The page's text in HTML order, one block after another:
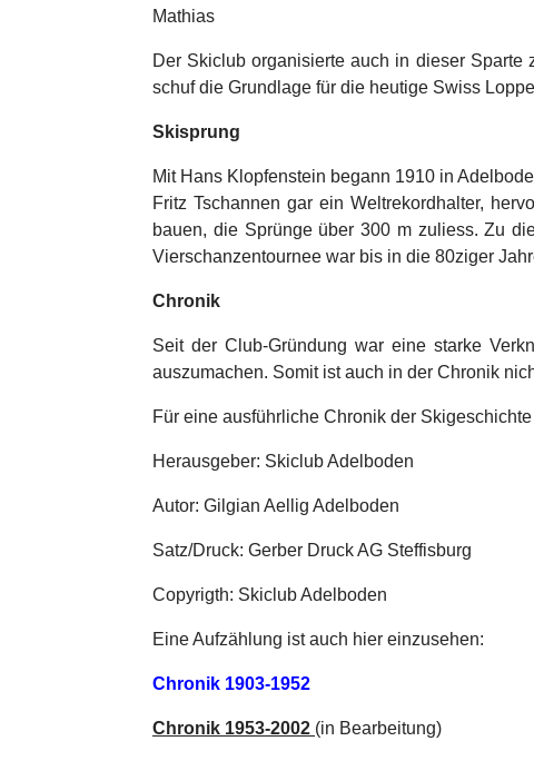
Mathias
Der Skiclub organisierte auch in dieser Sparte
schuf die Grundlage für die heutige Swiss
Skisprung
Mit Hans Klopfenstein begann 1910 in
Fritz Tschannen gar ein Weltrekordhalter,
bauen, die Sprünge über 300 m zuliess. Zu
Vierschanzentournee war bis in die 80ziger
Chronik
Seit der Club-Gründung war eine starke
auszumachen. Somit ist auch in der Chronik
Für eine ausführliche Chronik der
Herausgeber: Skiclub Adelboden
Autor: Gilgian Aellig Adelboden
Satz/Druck: Gerber Druck AG Steffisburg
Copyrigth: Skiclub Adelboden
Eine Aufzählung ist auch hier einzusehen:
Chronik 1903-1952
Chronik 1953-2002 (in Bearbeitung)